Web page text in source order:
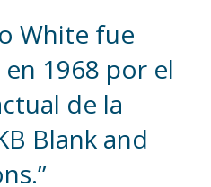
White fue
1968 por el
de la
Blank and